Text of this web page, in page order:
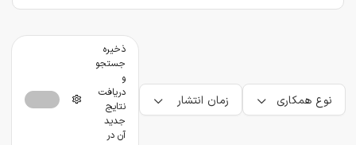
نوع همکاری زمان انتشار
ذخیره
جستجو
و
دریافت
نتایج
جدید
آن در